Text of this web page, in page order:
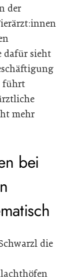
der
dafür sieht
führt
mehr
bei
die